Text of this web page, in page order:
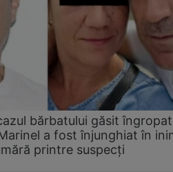
bărbatului găsit
a fost înjunghiat în
printre suspecți